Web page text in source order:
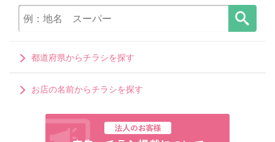
都道府県からチラシを探す
お店の名前からチラシを探す